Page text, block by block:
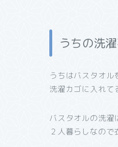
うちの洗
うちはバスタオル
洗濯カゴに入れて
バスタオルの洗濯
２人暮らしなので